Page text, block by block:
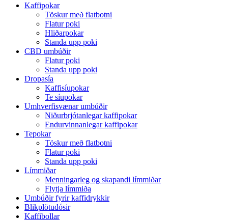
Kaffipokar
Töskur með flatbotni
Flatur poki
Hliðarpokar
Standa upp poki
CBD umbúðir
Flatur poki
Standa upp poki
Dropasía
Kaffisíupokar
Te síupokar
Umhverfisvænar umbúðir
Niðurbrjótanlegar kaffipokar
Endurvinnanlegar kaffipokar
Tepokar
Töskur með flatbotni
Flatur poki
Standa upp poki
Límmiðar
Menningarleg og skapandi límmiðar
Flytja límmiða
Umbúðir fyrir kaffidrykkir
Blikplötudósir
Kaffibollar